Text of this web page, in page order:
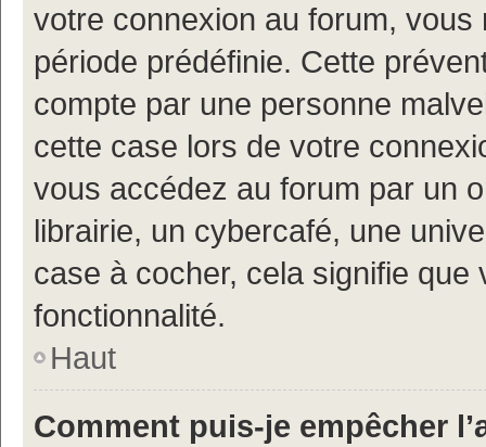
votre connexion au forum,
période prédéfinie. Cette
compte par une personne
cette case lors de votre
vous accédez au forum par un
librairie, un cybercafé, une
case à cocher, cela signifie
fonctionnalité.
Haut
Comment puis-je empêcher